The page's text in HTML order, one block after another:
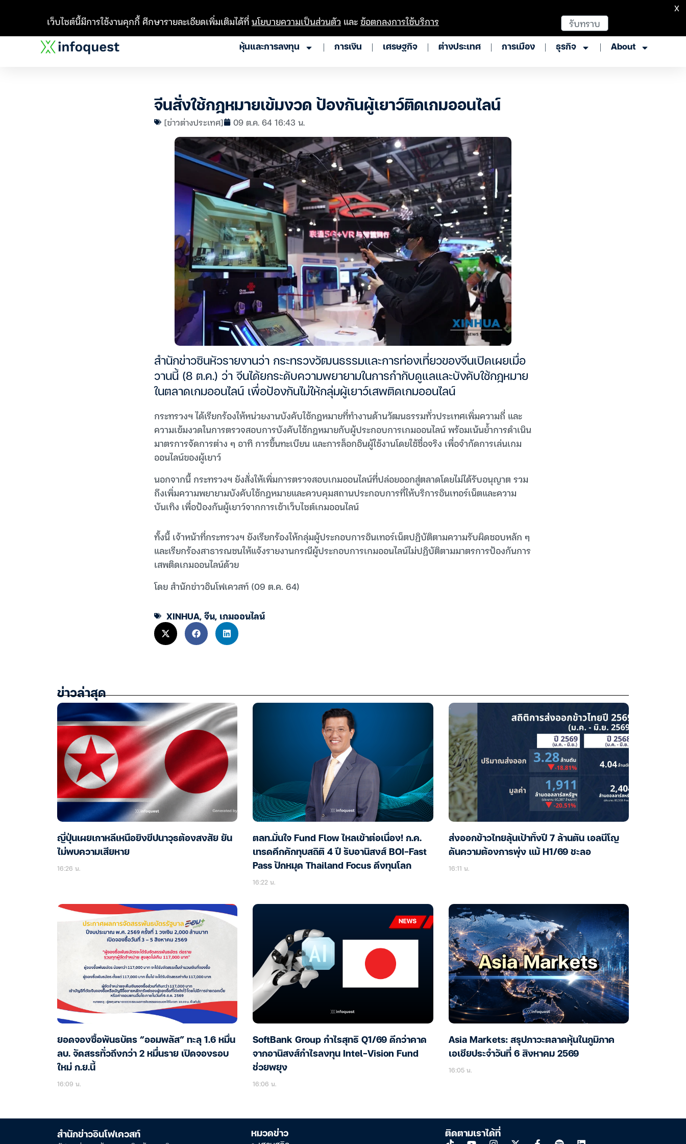
หุ้นและการลงทุน การเงิน เศรษฐกิจ ต่างประเทศ การเมือง ธุรกิจ About
จีนสั่งใช้กฎหมายเข้มงวด ป้องกันผู้เยาว์ติดเกมออนไลน์
[ข่าวต่างประเทศ] 09 ต.ค. 64 16:43 น.
สำนักข่าวซินหัวรายงานว่า กระทรวงวัฒนธรรมและการท่องเที่ยวของจีนเปิดเผยเมื่อ
วานนี้ (8 ต.ค.) ว่า จีนได้ยกระดับความพยายามในการกำกับดูแลและบังคับใช้กฎหมาย
ในตลาดเกมออนไลน์ เพื่อป้องกันไม่ให้กลุ่มผู้เยาว์เสพติดเกมออนไลน์
กระทรวงฯ ได้เรียกร้องให้หน่วยงานบังคับใช้กฎหมายที่ทำงานด้านวัฒนธรรมทั่วประเทศเพิ่มความถี่ และ
ความเข้มงวดในการตรวจสอบการบังคับใช้กฎหมายกับผู้ประกอบการเกมออนไลน์ พร้อมเน้นย้ำการดำเนิน
มาตรการจัดการต่าง ๆ อาทิ การขึ้นทะเบียน และการล็อกอินผู้ใช้งานโดยใช้ชื่อจริง เพื่อจำกัดการเล่นเกม
ออนไลน์ของผู้เยาว์
นอกจากนี้ กระทรวงฯ ยังสั่งให้เพิ่มการตรวจสอบเกมออนไลน์ที่ปล่อยออกสู่ตลาดโดยไม่ได้รับอนุญาต รวม
ถึงเพิ่มความพยายามบังคับใช้กฎหมายและควบคุมสถานประกอบการที่ให้บริการอินเทอร์เน็ตและความ
บันเทิง เพื่อป้องกันผู้เยาว์จากการเข้าเว็บไซต์เกมออนไลน์
ทั้งนี้ เจ้าหน้าที่กระทรวงฯ ยังเรียกร้องให้กลุ่มผู้ประกอบการอินเทอร์เน็ตปฏิบัติตามความรับผิดชอบหลัก ๆ
และเรียกร้องสาธารณชนให้แจ้งรายงานกรณีผู้ประกอบการเกมออนไลน์ไม่ปฏิบัติตามมาตรการป้องกันการ
เสพติดเกมออนไลน์ด้วย
โดย สำนักข่าวอินโฟเควสท์ (09 ต.ค. 64)
XINHUA,จีน, เกมออนไลน์
ข่าวล่าสุด
ญี่ปุ่นเผยเกาหลีเหนือยิงขีปนาวุธต้องสงสัย ยัน
ไม่พบความเสียหาย
16:26 น.
ตลท.มั่นใจ Fund Flow ไหลเข้าต่อเนื่อง! ก.ค.
เทรดคึกคักทุบสถิติ 4 ปี รับอานิสงส์ BOI-Fast
Pass ปักหมุด Thailand Focus ดึงทุนโลก
16:22 น.
ส่งออกข้าวไทยลุ้นเป้าทั้งปี 7 ล้านตัน เอลนีโญ
ดันความต้องการพุ่ง แม้ H1/69 ชะลอ
16:11 น.
ยอดจองซื้อพันธบัตร “ออมพลัส” ทะลุ 1.6 หมื่น
ลบ. จัดสรรทั่วถึงกว่า 2 หมื่นราย เปิดจองรอบ
ใหม่ ก.ย.นี้
16:09 น.
SoftBank Group กำไรสุทธิ Q1/69 ดีกว่าคาด
จากอานิสงส์กำไรลงทุน Intel-Vision Fund
ช่วยพยุง
16:06 น.
Asia Markets: สรุปภาวะตลาดหุ้นในภูมิภาค
เอเชียประจำวันที่ 6 สิงหาคม 2569
16:05 น.
สำนักข่าวอินโฟเควสท์ หมวดข่าว ติดตามเราได้ที่
เว็บไซต์นี้มีการใช้งานคุกกี้ ศึกษารายละเอียดเพิ่มเติมได้ที่นโยบายความเป็นส่วนตัว และข้อตกลงการใช้บริการ รับทราบ
X